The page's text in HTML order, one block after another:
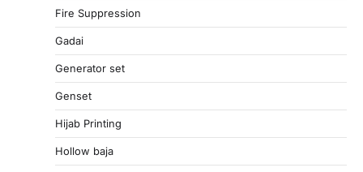
Fire Suppression
Gadai
Generator set
Genset
Hijab Printing
Hollow baja